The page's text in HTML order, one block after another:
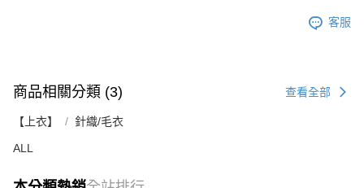
客服
商品相關分類 (3) 查看全部
【上衣】 針織/毛衣
ALL